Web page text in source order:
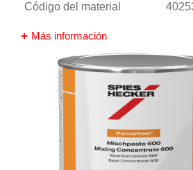
Código del material
Más información